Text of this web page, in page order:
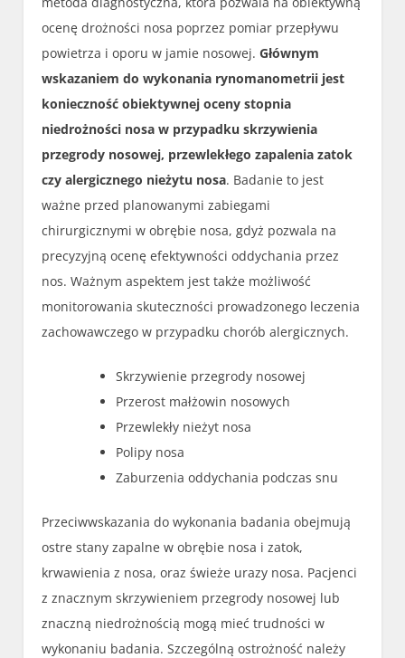
ocenę drożności nosa poprzez pomiar przepływu
powietrza i oporu w jamie nosowej.Głównym
wskazaniem do wykonania rynomanometrii jest
konieczność obiektywnej oceny stopnia
niedrożności nosa w przypadku skrzywienia
przegrody nosowej, przewlekłego zapalenia zatok
czy alergicznego nieżytu nosa. Badanie to jest
ważne przed planowanymi zabiegami
chirurgicznymi w obrębie nosa, gdyż pozwala na
precyzyjną ocenę efektywności oddychania przez
nos. Ważnym aspektem jest także możliwość
monitorowania skuteczności prowadzonego leczenia
zachowawczego w przypadku chorób alergicznych.
Skrzywienie przegrody nosowej
Przerost małżowin nosowych
Przewlekły nieżyt nosa
Polipy nosa
Zaburzenia oddychania podczas snu
Przeciwwskazania do wykonania badania obejmują
ostre stany zapalne w obrębie nosa i zatok,
krwawienia z nosa, oraz świeże urazy nosa. Pacjenci
z znacznym skrzywieniem przegrody nosowej lub
znaczną niedrożnością mogą mieć trudności w
wykonaniu badania. Szczególną ostrożność należy